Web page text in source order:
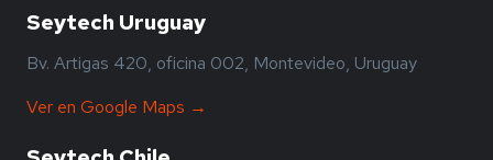
Seytech Uruguay
Bv. Artigas 420, oficina 002, Montevideo, Uruguay
Ver en Google Maps →